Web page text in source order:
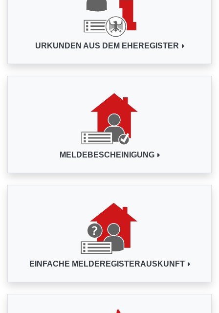
URKUNDEN AUS DEM EHEREGISTER
MELDEBESCHEINIGUNG
EINFACHE MELDEREGISTERAUSKUNFT